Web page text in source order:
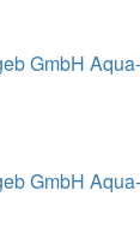
18:00 - 19:00
GmbH
GmbH